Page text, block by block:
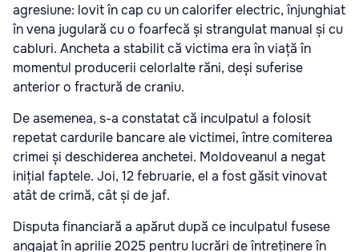
agresiune: lovit în cap cu un calorifer electric, înjunghiat
în vena jugulară cu o foarfecă și strangulat manual și cu
cabluri. Ancheta a stabilit că victima era în viață în
momentul producerii celorlalte răni, deși suferise
anterior o fractură de craniu.
De asemenea, s-a constatat că inculpatul a folosit
repetat cardurile bancare ale victimei, între comiterea
crimei și deschiderea anchetei. Moldoveanul a negat
inițial faptele. Joi, 12 februarie, el a fost găsit vinovat
atât de crimă, cât și de jaf.
Disputa financiară a apărut după ce inculpatul fusese
angajat în aprilie 2025 pentru lucrări de întreținere în